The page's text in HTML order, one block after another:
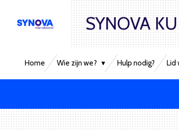
SYNOVA
Home Wie zijn we? Hulp nodig? Lid